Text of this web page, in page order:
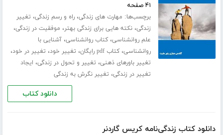
۴۱ صفحه
برچسب‌ها: مهارت های زندگی،راه و رسم زندگی، تغییر
زندگی،نکته هایی برای زندگی بهتر، موفقیت در زندگی،
علم روانشناسی،کتاب روانشناسی،آشنایی با
روانشناسی،کتاب pdf رایگان ، تغییر خود، تغییر در خود،
تغییر باورهای ذهنی، تغییر و تحول در زندگی، ایجاد
تغییر در زندگی، تغییر نگرش به زندگی
دانلود کتاب
دانلود کتاب زندگی‌نامه کریس گاردنر